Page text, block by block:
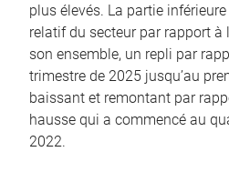
plus élevés. La partie
relatif du secteur par rapport à
son ensemble, un repli par
trimestre de 2025 jusqu’au
baissant et remontant par
hausse qui a commencé au
2022.